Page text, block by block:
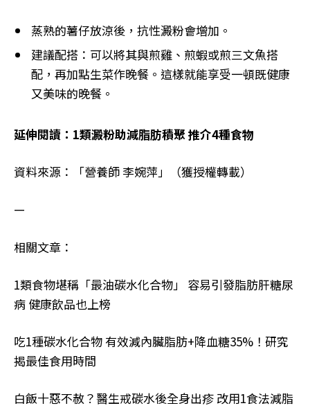
蒸熟的薯仔放涼後，抗性澱粉會增加。
建議配搭：可以將其與煎雞、煎蝦或煎三文魚搭
配，再加點生菜作晚餐。這樣就能享受一頓既健康
又美味的晚餐。
延伸閱讀：1類澱粉助減脂肪積聚 推介4種食物
資料來源：「營養師 李婉萍」（獲授權轉載）
—
相關文章：
1類食物堪稱「最油碳水化合物」 容易引發脂肪肝糖尿
病 健康飲品也上榜
吃1種碳水化合物 有效減內臟脂肪+降血糖35%！研究
揭最佳食用時間
白飯十惡不赦？醫生戒碳水後全身出疹 改用1食法減脂